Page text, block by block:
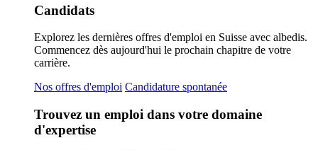
Candidats
Explorez les dernières offres d'emploi en Suisse avec albedis.
Commencez dès aujourd'hui le prochain chapitre de votre
carrière.
Nos offres d'emploi Candidature spontanée
Trouvez un emploi dans votre domaine
d'expertise